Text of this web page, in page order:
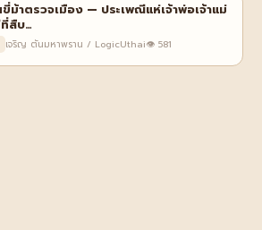
ม้าตรวจเมือง — ประเพณีแห่เจ้าพ่อเจ้าแม่
สืบ…
เจริญ ตันมหาพราน / LogicUthai👁 581